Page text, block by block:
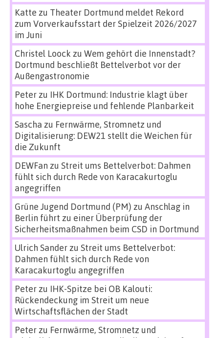
Katte zu Theater Dortmund meldet Rekord
zum Vorverkaufsstart der Spielzeit 2026/2027
im Juni
Christel Loock zu Wem gehört die Innenstadt?
Dortmund beschließt Bettelverbot vor der
Außengastronomie
Peterzu IHK Dortmund: Industrie klagt über
hohe Energiepreise und fehlende Planbarkeit
Sascha zu Fernwärme, Stromnetz und
Digitalisierung: DEW21 stellt die Weichen für
die Zukunft
DEWFan zu Streit ums Bettelverbot: Dahmen
fühlt sich durch Rede von Karacakurtoglu
angegriffen
Grüne Jugend Dortmund (PM) zu Anschlag in
Berlin führt zu einer Überprüfung der
Sicherheitsmaßnahmen beim CSD in Dortmund
Ulrich Sanderzu Streit ums Bettelverbot:
Dahmen fühlt sich durch Rede von
Karacakurtoglu angegriffen
Peterzu IHK-Spitze bei OB Kalouti:
Rückendeckung im Streit um neue
Wirtschaftsflächen der Stadt
Peterzu Fernwärme, Stromnetz und